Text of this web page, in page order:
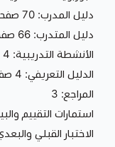
دليل المدرب: 70 صفحة
دليل المتدرب: 66 صفحة
الأنشطة التدريبية: 4
الدليل التعريفي: 4 صفحات
المراجع: 3
استمارات التقييم
الاختبار القبلي